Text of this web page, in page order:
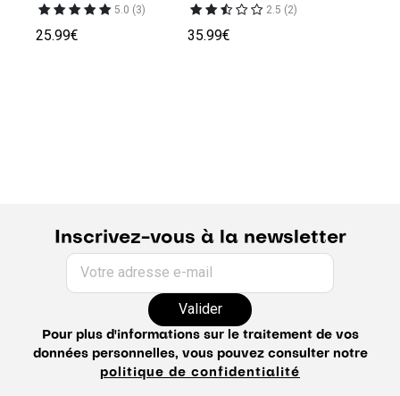
5.0 (3)
25.99€
2.5 (2)
35.99€
Inscrivez-vous à la newsletter
Votre adresse e-mail
Valider
Pour plus d'informations sur le traitement de vos
données personnelles, vous pouvez consulter notre
politique de confidentialité